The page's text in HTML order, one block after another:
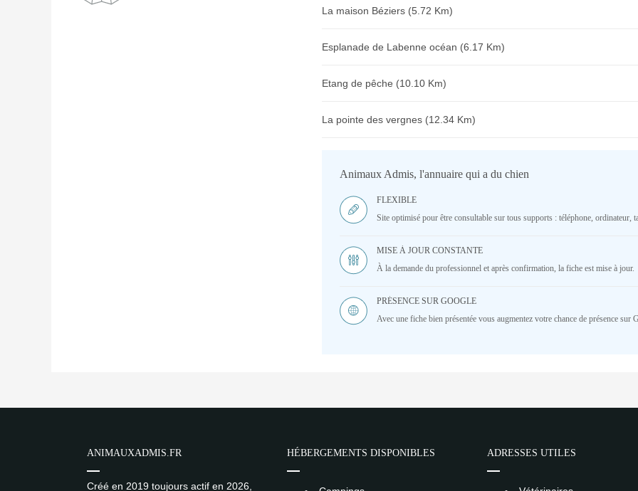
La maison Béziers (5.72 Km)
Esplanade de Labenne océan (6.17 Km)
Etang de pêche (10.10 Km)
La pointe des vergnes (12.34 Km)
Animaux Admis, l'annuaire qui a du chien
FLEXIBLE
Site optimisé pour être consultable sur tous supports : téléphone, ordinateur,
MISE À JOUR CONSTANTE
À la demande du professionnel et après confirmation, la fiche est mise à jour.
PRÉSENCE SUR GOOGLE
Avec une fiche bien présentée vous augmentez votre chance de présence sur
ANIMAUXADMIS.FR
Créé en 2019 toujours actif en 2026,
HÉBERGEMENTS DISPONIBLES ADRESSES UTILES